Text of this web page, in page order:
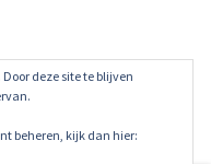
deze site te blijven
beheren, kijk dan hier: